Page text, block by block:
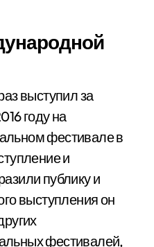
выступил за
году на
фестивале в
и
публику и
выступления он
фестивалей,